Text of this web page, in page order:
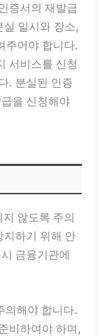
증서의 재발급
실 일시와 장소,
주어야 합니다.
서비스를 신청
. 분실된 인증
을 신청해야
않도록 주의
지하기 위해 안
금융기관에
의해야 합니다.
비하여야 하며,